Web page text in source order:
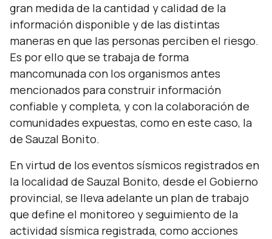
gran medida de la cantidad y calidad de la
información disponible y de las distintas
maneras en que las personas perciben el riesgo.
Es por ello que se trabaja de forma
mancomunada con los organismos antes
mencionados para construir información
confiable y completa, y con la colaboración de
comunidades expuestas, como en este caso, la
de Sauzal Bonito.
En virtud de los eventos sísmicos registrados en
la localidad de Sauzal Bonito, desde el Gobierno
provincial, se lleva adelante un plan de trabajo
que define el monitoreo y seguimiento de la
actividad sísmica registrada, como acciones